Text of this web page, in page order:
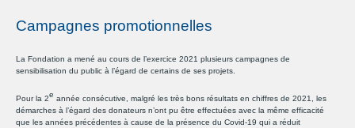
Campagnes promotionnelles
La Fondation a mené au cours de l’exercice 2021 plusieurs campagnes de
sensibilisation du public à l’égard de certains de ses projets.
Pour la 2e année consécutive, malgré les très bons résultats en chiffres de 2021, les
démarches à l’égard des donateurs n’ont pu être effectuées avec la même efficacité
que les années précédentes à cause de la présence du Covid-19 qui a réduit